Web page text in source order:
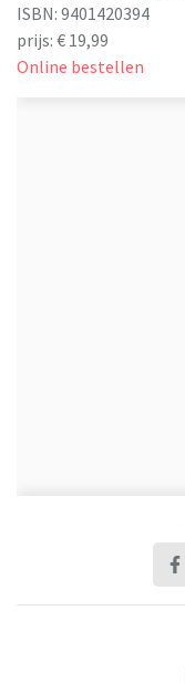
ISBN: 9401420394
prijs: € 19,99
Online bestellen